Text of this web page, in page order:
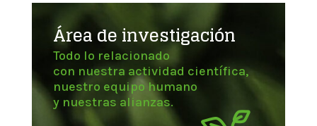
Área de investigación
Todo lo relacionado
con nuestra actividad científica,
nuestro equipo humano
y nuestras alianzas.